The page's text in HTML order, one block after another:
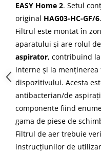
EASY Home 2. Setul
original HAG03-HC-GF/6.
Filtrul este montat în
aparatului și are rolul
aspirator, contribuind
interne și la
dispozitivului. Acesta
antibacterian/de
componente fiind
gama de piese de
Filtrul de aer trebuie
instrucțiunilor de